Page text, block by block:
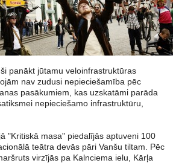
panākt jūtamu veloinfrastruktūras
nav zudusi nepieciešamība pēc
pasākumiem, kas uzskatāmi parāda
nepieciešamo infrastruktūru,
"Kritiskā masa" piedalījās aptuveni 100
teātra devās pāri Vanšu tiltam. Pēc
virzījās pa Kalnciema ielu, Kārļa